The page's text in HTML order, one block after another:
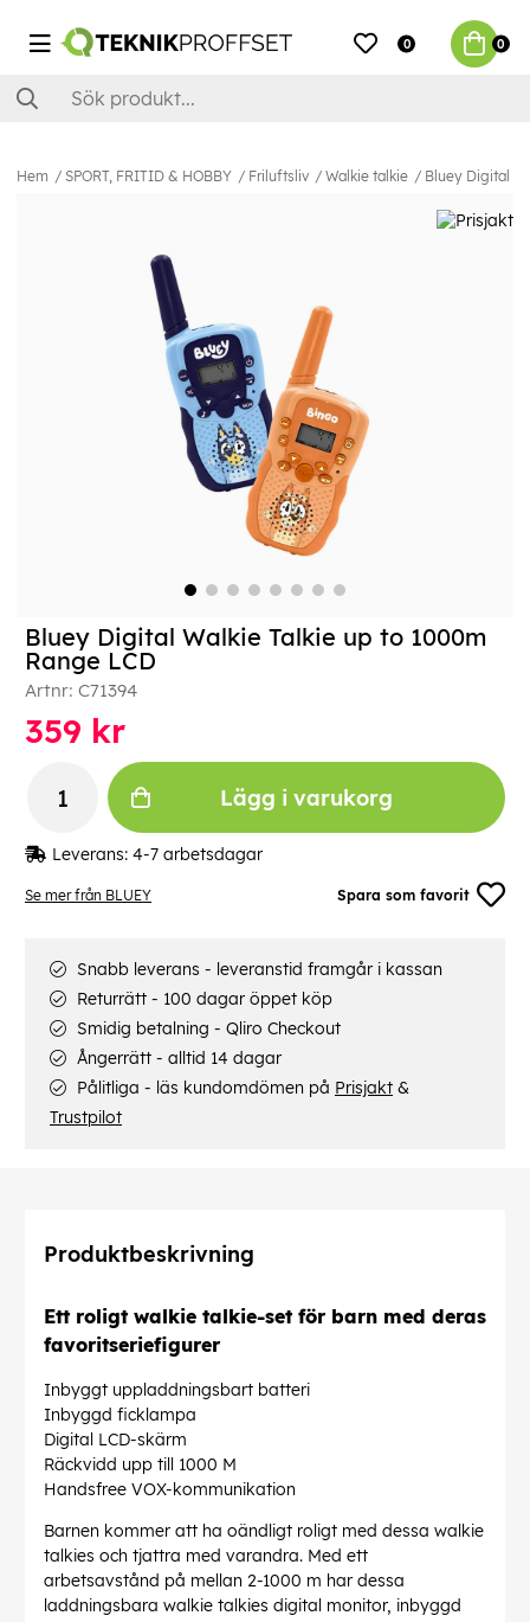
0 0
Hem SPORT, FRITID & HOBBY Friluftsliv Walkie talkie Bluey Digital
Se mer från BLUEY Spara som favorit
Bluey Digital Walkie Talkie up to 1000m
Range LCD
Artnr: C71394
359 kr
Lägg i varukorg
Leverans: 4-7 arbetsdagar
Snabb leverans - leveranstid framgår i kassan
Returrätt - 100 dagar öppet köp
Smidig betalning - Qliro Checkout
Ångerrätt - alltid 14 dagar
Pålitliga - läs kundomdömen på Prisjakt &
Trustpilot
Produktbeskrivning
Ett roligt walkie talkie-set för barn med deras
favoritseriefigurer
Inbyggt uppladdningsbart batteri
Inbyggd ficklampa
Digital LCD-skärm
Räckvidd upp till 1000 M
Handsfree VOX-kommunikation
Barnen kommer att ha oändligt roligt med dessa walkie
talkies och tjattra med varandra. Med ett
arbetsavstånd på mellan 2-1000 m har dessa
laddningsbara walkie talkies digital monitor, inbyggd